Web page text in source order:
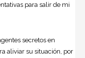
para salir de mi
secretos en
aliviar su situación, por